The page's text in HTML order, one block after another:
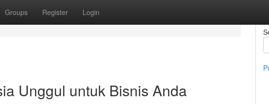
Groups Register Login
Unggul untuk Bisnis Anda